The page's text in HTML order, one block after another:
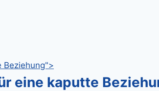
Beziehung">
eine kaputte